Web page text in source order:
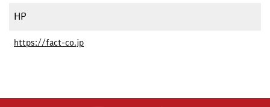
HP
https://fact-co.jp